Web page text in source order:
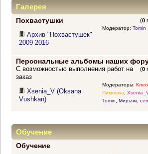
Галерея
Похвастушки (0
Архив "Похвастушек"
2009-2016
Модератор: Tomin
Персональные альбомы наших
(0
С возможностью выполнения работ на
заказ
Xsenia_V (Oksana
Vushkan)
Модераторы:
Пимошка,
Tomin, Мирьям,
Обучение
Обучение